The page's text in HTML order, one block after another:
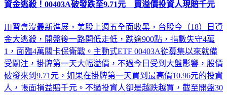
川習會沒最新進展，美股上週五全面收黑，台股今（18）日資
金大逃殺，開盤後一路開低走低，跌逾900點，指數失守4萬
1，面臨4萬關卡保衛戰。主動式ETF 00403A從募集以來就備
受關注，掛牌第一天大幅溢價，不過今日受到大盤影響，股價
破發來到9.71元，如果在掛牌第一天買到最高價10.96元的投資